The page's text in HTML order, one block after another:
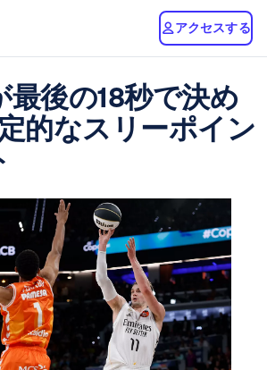
アクセスする
後の18秒で決め
的なスリーポイン